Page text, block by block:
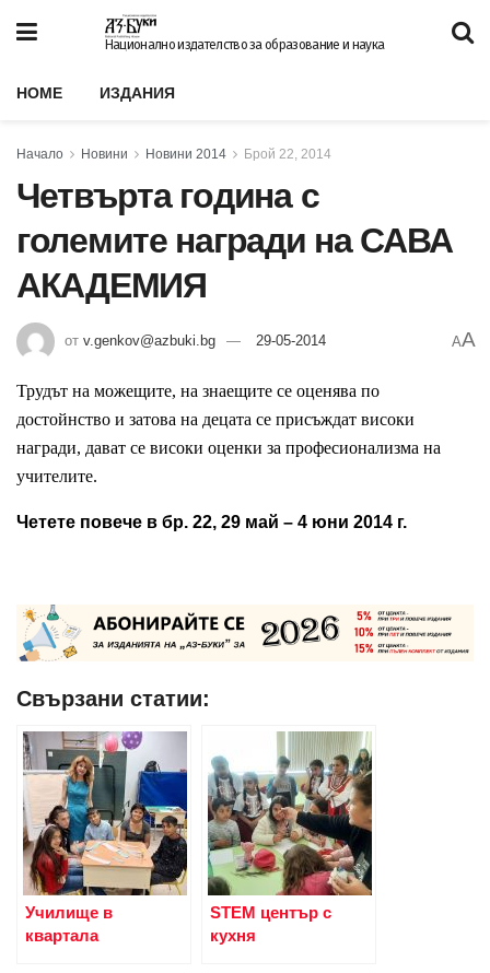
Национално издателство за образование и наука
HOME ИЗДАНИЯ
Начало Новини Новини 2014 Брой 22, 2014
Четвърта година с
големите награди на САВА
АКАДЕМИЯ
от v.genkov@azbuki.bg 29-05-2014 AA
Трудът на можещите, на знаещите се оценява по
достойнство и затова на децата се присъждат високи
награди, дават се високи оценки за професионализма на
учителите.
Четете повече в бр. 22, 29 май – 4 юни 2014 г.
Свързани статии:
Училище в
квартала
STEM център с
кухня